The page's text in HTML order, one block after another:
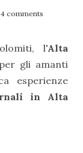
4 comments
l'Alta
gli amanti
esperienze
in Alta